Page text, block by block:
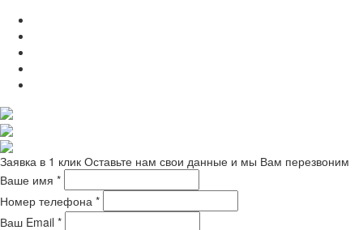
Заявка в 1 клик Оставьте нам свои данные и мы Вам перезвоним
Ваше имя *
Номер телефона *
Ваш Email *